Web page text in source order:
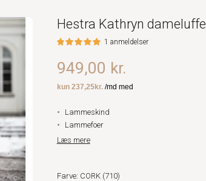
Hestra Kathryn dameluffe
1 anmeldelser
949,00 kr.
Lammeskind
Lammefoer
Læs mere
Farve: CORK (710)